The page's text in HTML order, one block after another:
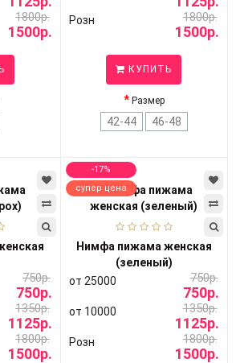
1800р.
1500р.
Розн 1800р.
1500р.
КУПИТЬ
Размер
42-44 46-48
750р.
750р.
1350р.
1125р.
1800р.
1500р.
-17%
супер цена
Нимфа пижама женская
(зеленый)
от 25000
750р.
750р.
от 10000 1350р.
1125р.
Розн 1800р.
1500р.